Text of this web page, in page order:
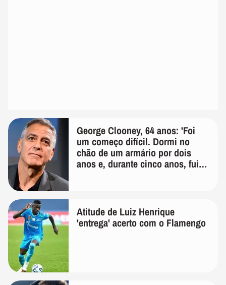
George Clooney, 64 anos: 'Foi
um começo difícil. Dormi no
chão de um armário por dois
anos e, durante cinco anos, fui
Atitude de Luiz Henrique
'entrega' acerto com o Flamengo